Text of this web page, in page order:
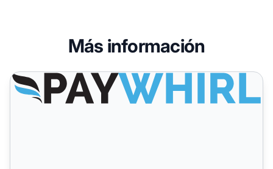
Más información
PayWhirl